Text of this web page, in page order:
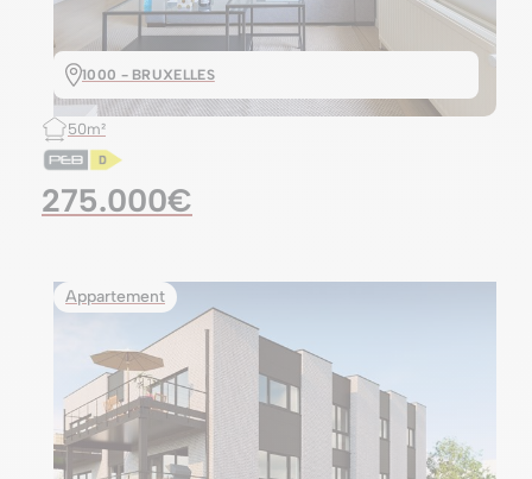
1000 - BRUXELLES
50m²
275.000€
Appartement